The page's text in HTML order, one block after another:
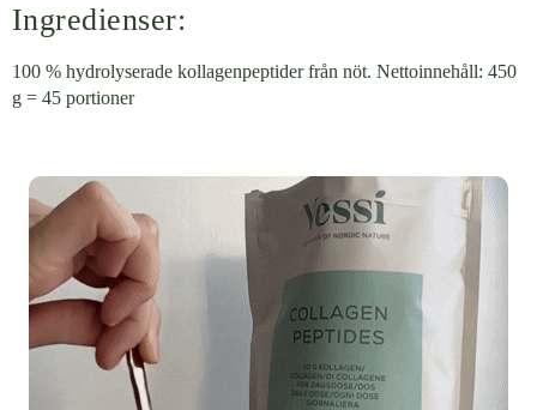
Ingredienser:
100 % hydrolyserade kollagenpeptider från nöt. Nettoinnehåll: 450
g = 45 portioner